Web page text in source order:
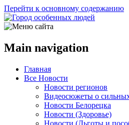
Перейти к основному содержанию
Main navigation
Главная
Все Новости
Новости регионов
Видеосюжеты о
Новости Белорецка
Новости (Здоровье)
Новости (Льготы и